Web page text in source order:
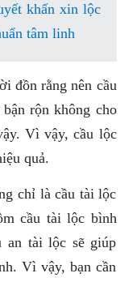
khấn xin lộc
tâm linh
đồn rằng nên cầu
rộn không cho
Vì vậy, cầu lộc
quả.
chỉ là cầu tài lộc
cầu tài lộc bình
an tài lộc sẽ giúp
Vì vậy, bạn cần